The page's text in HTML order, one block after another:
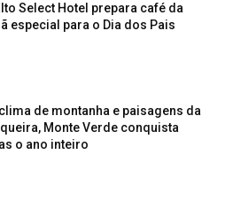
Select Hotel prepara café da
especial para o Dia dos Pais
de montanha e paisagens da
Monte Verde conquista
o ano inteiro